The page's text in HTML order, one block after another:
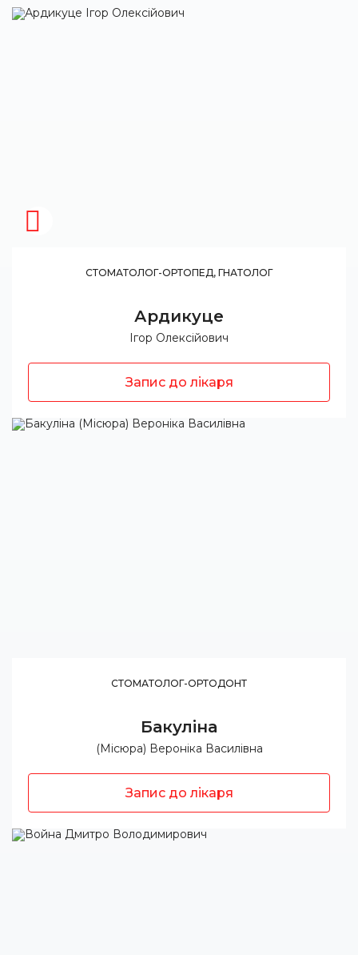
СТОМАТОЛОГ-ОРТОПЕД, ГНАТОЛОГ
Ардикуце
Ігор Олексійович
Запис до лікаря
СТОМАТОЛОГ-ОРТОДОНТ
Бакуліна
(Місюра) Вероніка Василівна
Запис до лікаря